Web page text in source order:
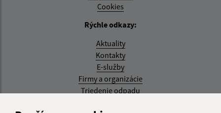
Cookies
Rýchle odkazy:
Aktuality
Kontakty
E-služby
Firmy a organizácie
Triedenie odpadu
Aktualizované: